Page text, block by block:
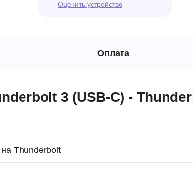
Оценить устройство
Оплата
3 (USB-C) -
Thunderbolt